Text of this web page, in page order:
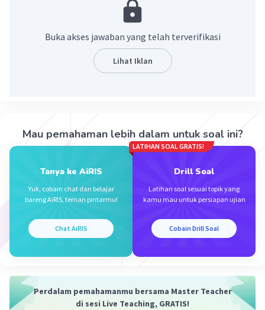
Pendapatan perkapita dapat dihitung dengan
membagi pendapatan nasional tahun dengan
jumlah penduduk.
Pendapatan Nasional: 50.000
Pendapatan perkapita = pendapatan nasional /
jumlah penduduk
= 3,33
Jadi, jawaban yang benar adalah 3,33
Beri Rating 0 Balas
Buka akses jawaban yang telah terverifikasi
Lihat Iklan
Mau pemahaman lebih dalam untuk soal ini?
Tanya ke AiRIS
Yuk, cobain chat dan belajar
bareng AiRIS, teman pintarmu!
Chat AiRIS
LATIHAN SOAL GRATIS!
Drill Soal
Latihan soal sesuai topik yang
kamu mau untuk persiapan ujian
Cobain Drill Soal
Perdalam pemahamanmu bersama Master Teacher
di sesi Live Teaching, GRATIS!